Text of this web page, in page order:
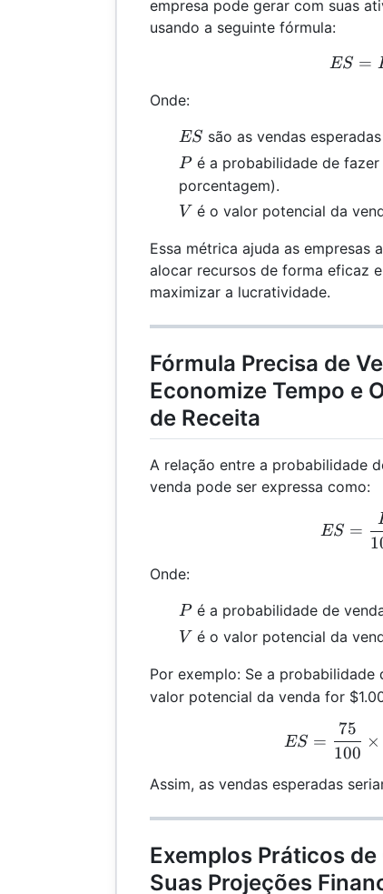
empresa pode gerar com suas
usando a seguinte fórmula:
ES =
Onde:
ES
ES são as vendas
P
Pé a probabilidade de fazer
porcentagem).
V
V é o valor potencial da
Essa métrica ajuda as empresas
alocar recursos de forma eficaz
maximizar a lucratividade.
Fórmula Precisa de
Economize Tempo e
de Receita
A relação entre a probabilidade
venda pode ser expressa como:
ES =
Onde:
P
Pé a probabilidade de
V
V é o valor potencial da
Por exemplo: Se a probabilidade
valor potencial da venda for
ES =
100
75
×
Assim, as vendas esperadas
Exemplos Práticos
Suas Projeções